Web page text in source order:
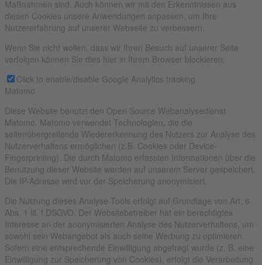
Maßnahmen sind. Auch können wir mit den Erkenntnissen aus
diesen Cookies unsere Anwendungen anpassen, um Ihre
Nutzererfahrung auf unserer Webseite zu verbessern.
Wenn Sie nicht wollen, dass wir Ihren Besuch auf unserer Seite
verfolgen können Sie dies hier in Ihrem Browser blockieren:
Click to enable/disable Google Analytics tracking.
Matomo
Diese Website benutzt den Open Source Webanalysedienst
Matomo. Matomo verwendet Technologien, die die
seitenübergreifende Wiedererkennung des Nutzers zur Analyse des
Nutzerverhaltens ermöglichen (z.B. Cookies oder Device-
Fingerprinting). Die durch Matomo erfassten Informationen über die
Benutzung dieser Website werden auf unserem Server gespeichert.
Die IP-Adresse wird vor der Speicherung anonymisiert.
Die Nutzung dieses Analyse-Tools erfolgt auf Grundlage von Art. 6
Abs. 1 lit. f DSGVO. Der Websitebetreiber hat ein berechtigtes
Interesse an der anonymisierten Analyse des Nutzerverhaltens, um
sowohl sein Webangebot als auch seine Werbung zu optimieren.
Sofern eine entsprechende Einwilligung abgefragt wurde (z. B. eine
Einwilligung zur Speicherung von Cookies), erfolgt die Verarbeitung